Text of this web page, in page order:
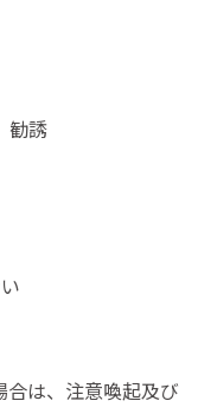
勧誘
は、注意喚起及び